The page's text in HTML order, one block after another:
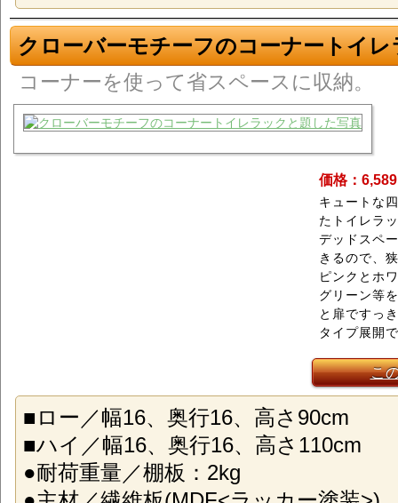
クローバーモチーフのコーナートイレ
コーナーを使って省スペースに収納。
価格：
キュートな
たトイレラ
デッドスペ
きるので、
ピンクとホ
グリーン等
と扉ですっ
タイプ展開
こ
■ロー／幅16、奥行16、高さ90cm
■ハイ／幅16、奥行16、高さ110cm
●耐荷重量／棚板：2kg